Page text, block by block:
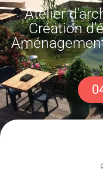
Atelier
Création